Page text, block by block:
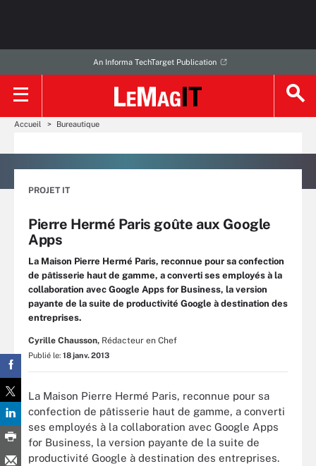
An Informa TechTarget Publication
Accueil Bureautique
PROJET IT
Pierre Hermé Paris goûte aux Google
Apps
La Maison Pierre Hermé Paris, reconnue pour sa confection
de pâtisserie haut de gamme, a converti ses employés à la
collaboration avec Google Apps for Business, la version
payante de la suite de productivité Google à destination des
entreprises.
Cyrille Chausson, Rédacteur en Chef
Publié le: 18 janv. 2013
La Maison Pierre Hermé Paris, reconnue pour sa
confection de pâtisserie haut de gamme, a converti
ses employés à la collaboration avec Google Apps
for Business, la version payante de la suite de
productivité Google à destination des entreprises.